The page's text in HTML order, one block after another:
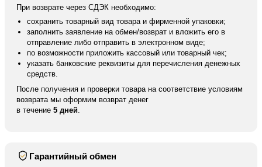
При возврате через СДЭК необходимо:
сохранить товарный вид товара и фирменной упаковки;
заполнить заявление на обмен/возврат и вложить его в
отправление либо отправить в электронном виде;
по возможности приложить кассовый или товарный чек;
указать банковские реквизиты для перечисления денежных
средств.
После получения и проверки товара на соответствие условиям
возврата мы оформим возврат денег
в течение 5 дней.
Гарантийный обмен